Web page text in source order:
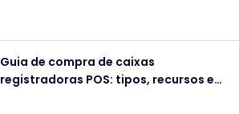
Guia de compra de caixas
registradoras POS: tipos, recursos e